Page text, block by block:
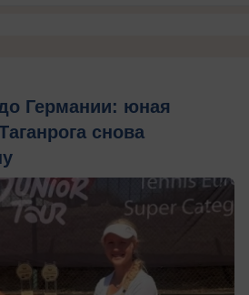
Германии: юная
снова